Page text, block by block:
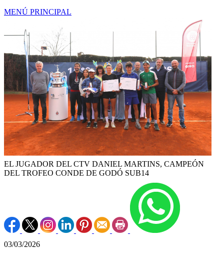
MENÚ PRINCIPAL
EL JUGADOR DEL CTV DANIEL MARTINS, CAMPEÓN
DEL TROFEO CONDE DE GODÓ SUB14
03/03/2026